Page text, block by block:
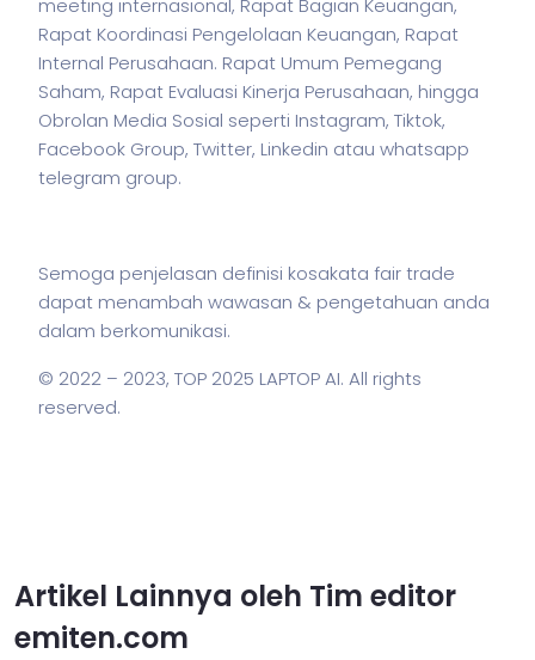
meeting internasional, Rapat Bagian Keuangan,
Rapat Koordinasi Pengelolaan Keuangan, Rapat
Internal Perusahaan. Rapat Umum Pemegang
Saham, Rapat Evaluasi Kinerja Perusahaan, hingga
Obrolan Media Sosial seperti Instagram, Tiktok,
Facebook Group, Twitter, Linkedin atau whatsapp
telegram group.
Semoga penjelasan definisi kosakata fair trade
dapat menambah wawasan & pengetahuan anda
dalam berkomunikasi.
© 2022 – 2023, TOP 2025 LAPTOP AI. All rights
reserved.
Artikel Lainnya oleh Tim editor
emiten.com